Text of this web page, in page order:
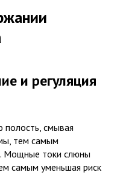
и регуляция
полость, смывая
тем самым
Мощные токи слюны
самым уменьшая риск